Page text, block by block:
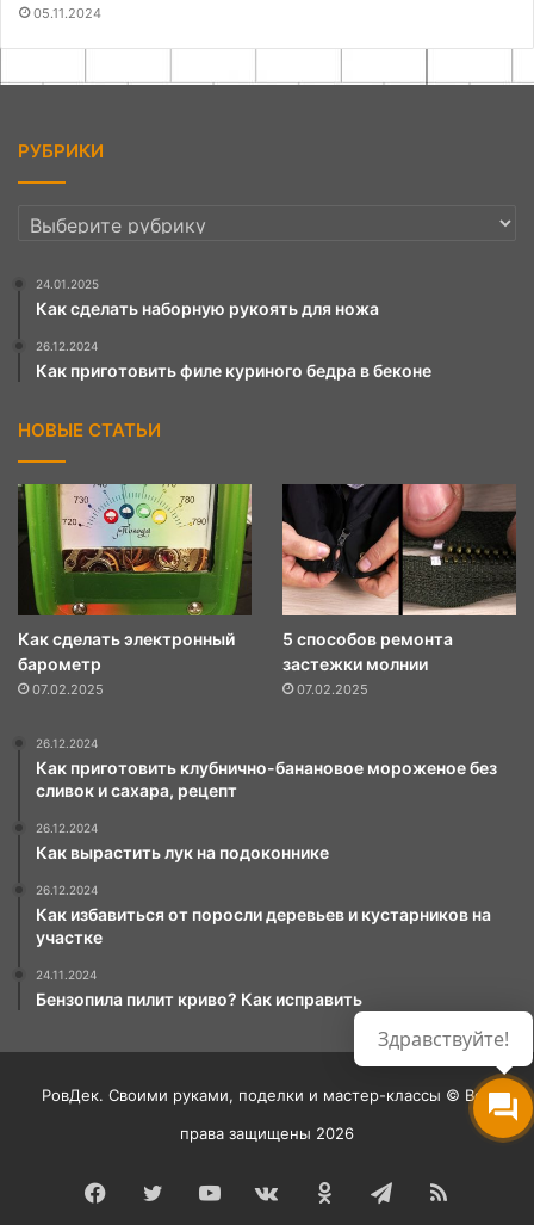
05.11.2024
РУБРИКИ
РУБРИКИ
24.01.2025
Как сделать наборную рукоять для ножа
26.12.2024
Как приготовить филе куриного бедра в беконе
НОВЫЕ СТАТЬИ
Как сделать электронный
барометр
07.02.2025
5 способов ремонта
застежки молнии
07.02.2025
26.12.2024
Как приготовить клубнично-банановое мороженое без
сливок и сахара, рецепт
26.12.2024
Как вырастить лук на подоконнике
26.12.2024
Как избавиться от поросли деревьев и кустарников на
участке
24.11.2024
Бензопила пилит криво? Как исправить
РовДек. Своими руками, поделки и мастер-классы © Все
права защищены 2026
Facebook
TwitterYouTubevk.comОдноклассники
Telegram
RSS
Здравствуйте!